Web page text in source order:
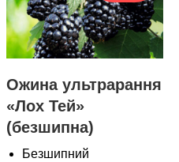
Ожина ультрарання
«Лох Тей»
(безшипна)
Безшипний